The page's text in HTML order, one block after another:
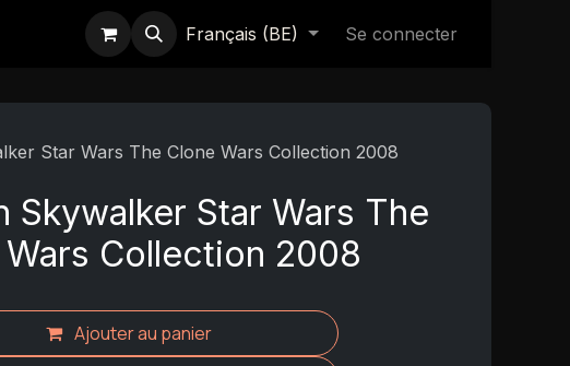
Français (BE) Se connecter
Star Wars The Clone Wars Collection 2008
Skywalker Star Wars The
Wars Collection 2008
Ajouter au panier